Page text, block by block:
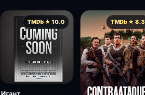
TMDb ★ 10.0
Игант
TMDb ★ 8.3